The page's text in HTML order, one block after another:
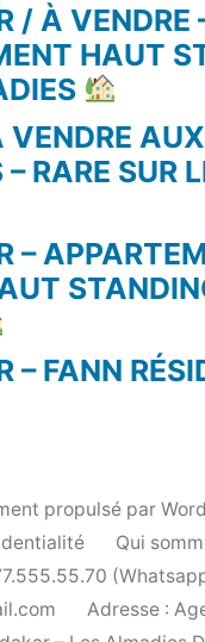
/ À VENDRE
HAUT
AUX
RARE SUR
–
– FANN
propulsé par
Qui
Adresse :